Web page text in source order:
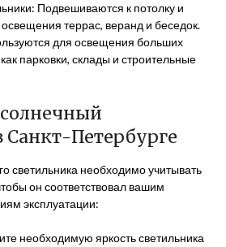
Подвешиваются к потолку и
террас, веранд и беседок.
для освещения больших
парковки, склады и строительные
Санкт-Петербурге
светильника необходимо учитывать
он соответствовал вашим
эксплуатации:
необходимую яркость светильника